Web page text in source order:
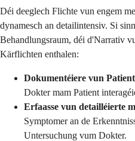
Déi deeglech Flichte vun engem
dynamesch an detailintensiv. Si
Behandlungsraum, déi d'Narrativ
Kärflichten enthalen:
Dokumentéiere vun
Dokter mam Patient
Erfaasse vun detailléierte
Symptomer an de
Untersuchung vum Dokter.